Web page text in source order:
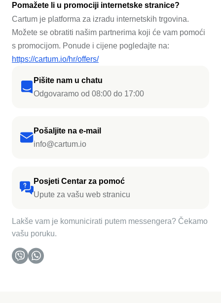
Pišite nam u chatu
Odgovaramo od 08:00 do 17:00
Pošaljite na e-mail
info@cartum.io
Posjeti Centar za pomoć
Upute za vašu web stranicu
Lakše vam je komunicirati putem messengera? Čekamo
vašu poruku.
Pomažete li u promociji internetske stranice?
Cartum je platforma za izradu internetskih trgovina.
Možete se obratiti našim partnerima koji će vam pomoći
s promocijom. Ponude i cijene pogledajte na:
https://cartum.io/hr/offers/